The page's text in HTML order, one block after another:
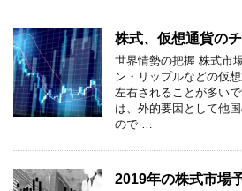
株式、仮想通貨の
世界情勢の把握 株式市
ン・リップルなどの仮
左右されることが多い
は、外的要因として他
ので …
2019年の株式市場